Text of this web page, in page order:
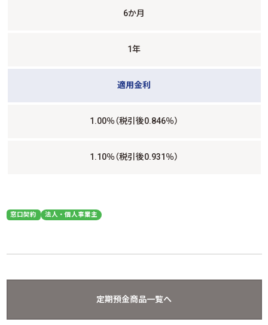
6か月
1年
適用金利
1.00％（税引後0.846％）
1.10％（税引後0.931％）
窓口契約 法人・個人事業主
定期預金商品一覧へ